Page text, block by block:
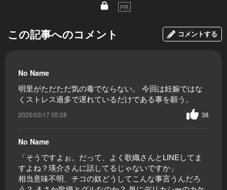
PR
この記事へのコメント コメントする
No Name
明里がただただ気の毒でならない。 今回は妊娠ではな
くストレス過多で遅れているだけである事を願う。
2025/03/17 05:28 38
No Name
「そうですよぉ。だって、よく歌織さんとLINEしてま
すよね？瑛介さんに話してるじゃないですか」
相当意味不明、チコの奴どうしてこんな事言うんだろ